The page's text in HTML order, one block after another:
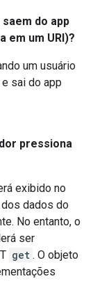
do app
em um URI)?
um usuário
sai do app
pressiona
exibido no
dados do
No entanto, o
ser
get . O objeto